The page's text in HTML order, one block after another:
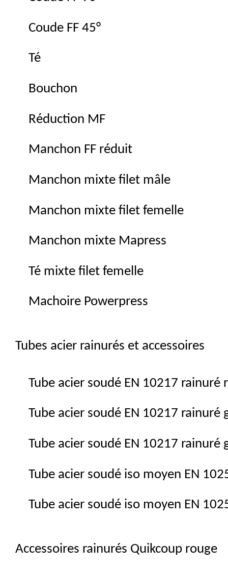
Coude FF 45°
Té
Bouchon
Réduction MF
Manchon FF réduit
Manchon mixte filet mâle
Manchon mixte filet femelle
Manchon mixte Mapress
Té mixte filet femelle
Machoire Powerpress
Tubes acier rainurés et accessoires
Tube acier soudé EN 10217 rainuré
Tube acier soudé EN 10217 rainuré
Tube acier soudé EN 10217 rainuré
Tube acier soudé iso moyen EN
Tube acier soudé iso moyen EN
Accessoires rainurés Quikcoup rouge